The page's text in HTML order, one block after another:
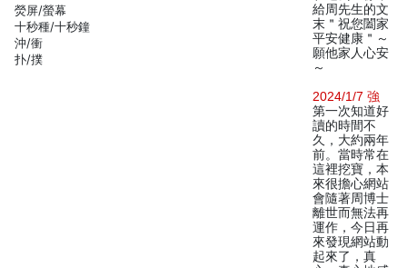
熒屏/螢幕
十秒種/十秒鐘
沖/衝
扑/撲
給周先生的文
末＂祝您闔家
平安健康＂～
願他家人心安
～
2024/1/7 強
第一次知道好
讀的時間不
久，大約兩年
前。當時常在
這裡挖寶，本
來很擔心網站
會隨著周博士
離世而無法再
運作，今日再
來發現網站動
起來了，真